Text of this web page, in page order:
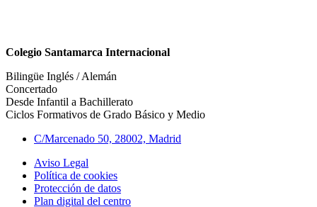
Colegio Santamarca Internacional
Bilingüe Inglés / Alemán
Concertado
Desde Infantil a Bachillerato
Ciclos Formativos de Grado Básico y Medio
C/Marcenado 50, 28002, Madrid
Aviso Legal
Política de cookies
Protección de datos
Plan digital del centro